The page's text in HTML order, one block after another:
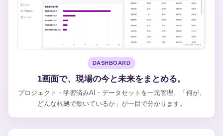
DASHBOARD
1画面で、現場の今と未来をまとめる。
プロジェクト・学習済みAI・データセットを一元管理。「何が、
どんな根拠で動いているか」が一目で分かります。